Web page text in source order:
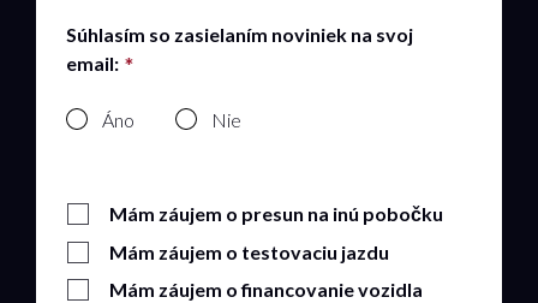
Súhlasím so zasielaním noviniek na svoj
email:
Áno Nie
Mám záujem o presun na inú pobočku
Mám záujem o testovaciu jazdu
Mám záujem o financovanie vozidla